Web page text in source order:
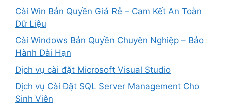
Cài Win Bản Quyền Giá Rẻ – Cam Kết An Toàn
Dữ Liệu
Cài Windows Bản Quyền Chuyên Nghiệp – Bảo
Hành Dài Hạn
Dịch vụ cài đặt Microsoft Visual Studio
Dịch vụ Cài Đặt SQL Server Management Cho
Sinh Viên